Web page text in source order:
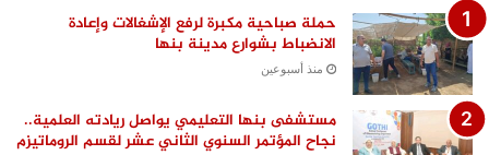
حملة صباحية مكبرة لرفع الإشغالات وإعادة
الانضباط بشوارع مدينة بنها
منذ أسبوعين
مستشفى بنها التعليمي يواصل ريادته العلمية..
نجاح المؤتمر السنوي الثاني عشر لقسم الروماتيزم